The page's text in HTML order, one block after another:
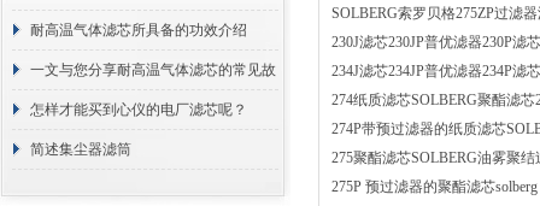
素的影响？
耐高温气体滤芯所具备的功效介绍
一文与您分享耐高温气体滤芯的常见故
障相应解决方法
怎样才能买到心仪的电厂滤芯呢？
简述集尘器滤筒
SOLBERG索罗贝格275ZP过滤
230J滤芯230JP普优滤器230P滤
234J滤芯234JP普优滤器234P滤
274纸质滤芯SOLBERG聚酯滤芯
274P带预过滤器的纸质滤芯
275聚酯滤芯SOLBERG油雾聚结
275P 预过滤器的聚酯滤芯